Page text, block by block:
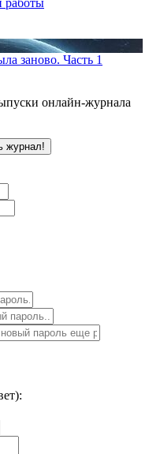
заново. Часть 1
онлайн-журнала
журнал!